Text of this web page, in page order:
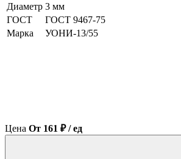
Диаметр 3 мм
ГОСТ
ГОСТ 9467-75
Марка
УОНИ-13/55
Цена От 161 ₽ / ед